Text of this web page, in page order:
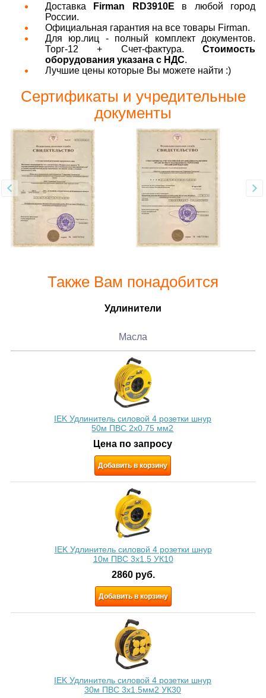
Доставка Firman RD3910E в любой город
России.
Официальная гарантия на все товары Firman.
Для юр.лиц - полный комплект документов.
Торг-12 + Счет-фактура. Стоимость
оборудования указана с НДС.
Лучшие цены которые Вы можете найти :)
Сертификаты и учредительные
документы
Также Вам понадобится
Удлинители
Масла
IEK Удлинитель силовой 4 розетки шнур
50м ПВС 2х0.75 мм2
Цена по запросу
Добавить в корзину
IEK Удлинитель силовой 4 розетки шнур
10м ПВС 3x1.5 УК10
2860 руб.
Добавить в корзину
IEK Удлинитель силовой 4 розетки шнур
30м ПВС 3х1.5мм2 УК30